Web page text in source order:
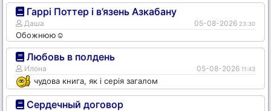
Гаррі Поттер і в’язень Азкабану
Даша 05-08-2026 23:30
Обожнюю☺️
Любовь в полдень
Илона 05-08-2026 11:43
чудова книга, як і серія загалом
Сердечный договор